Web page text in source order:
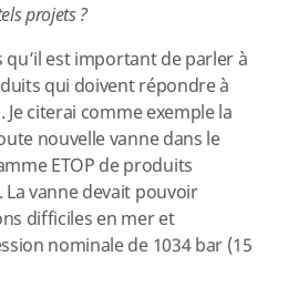
projets ?
qu’il est important de parler à
qui doivent répondre à
Je citerai comme exemple la
nouvelle vanne dans le
ETOP de produits
vanne devait pouvoir
difficiles en mer et
nominale de 1034 bar (15